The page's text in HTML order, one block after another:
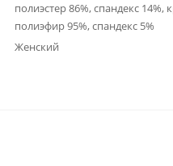
полиэстер 86%, спандекс
полиэфир 95%, спандекс 5%
Женский